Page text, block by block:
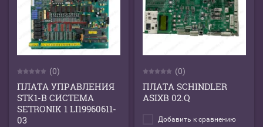
(0)
ПЛАТА УПРАВЛЕНИЯ
STK1-B СИСТЕМА
SETRONIK 1 LI19960611-
03
(0)
ПЛАТА SCHINDLER
ASIXB 02.Q
Добавить к сравнению